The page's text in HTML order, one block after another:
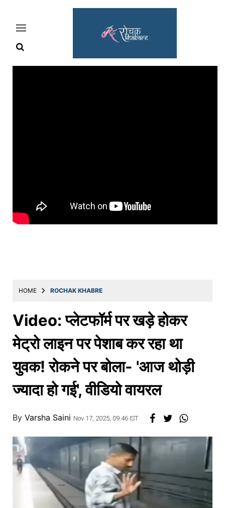
&
मराठी
मनोरंजन
स्पोर्ट्स
बिझनेस
लाईफस्टाईल
खाना
HOME ROCHAK KHABRE
Video: प्लेटफॉर्म पर खड़े होकर
मेट्रो लाइन पर पेशाब कर रहा था
युवक! रोकने पर बोला- 'आज थोड़ी
ज्यादा हो गई', वीडियो वायरल
By Varsha Saini Nov 17, 2025, 09:46 IST